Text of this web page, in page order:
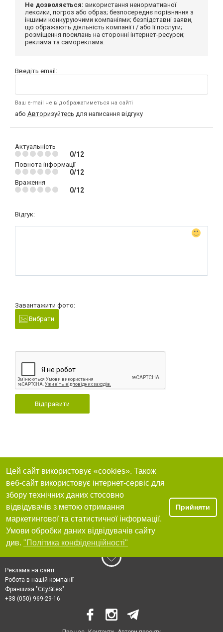
Не дозволяється: використання ненормативної
лексики, погроз або образ; безпосереднє порівняння з
іншими конкуруючими компаніями; безпідставні заяви,
що ображають діяльність компанії і / або її послуги;
розміщення посилань на сторонні інтернет-ресурси;
реклама та самореклама.
Введіть email:
Ваш e-mail не відображатиметься на сайті
або Авторизуйтесь для написання відгуку
Актуальність
0/12
Повнота інформації
0/12
Враження
0/12
Відгук:
Завантажити фото:
Вибрати
Відправити
Цей сайт використовує «cookies». Також
веб-сайт використовує інтернет-сервіс для
збору технічних даних стосовно
відвідувачів з метою отримання
маркетингової та статистичної інформації.
Умови обробки даних відвідувачів сайту
див. "Політика конфіденційності"
Прийняти
Реклама на сайті
Робота в нашій компанії
Франшиза "CitySites"
+38 (050) 969-29-16